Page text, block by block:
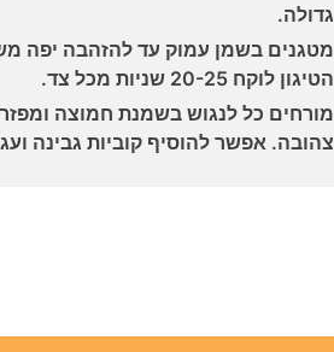
גדולה.
מטגנים בשמן עמוק עד להזהבה יפה
הטיגון לוקח 20-25 שניות מכל צד.
מורחים כל לנגוש בשמנת חמוצה
צהובה. אפשר להוסיף קוביות גבינה